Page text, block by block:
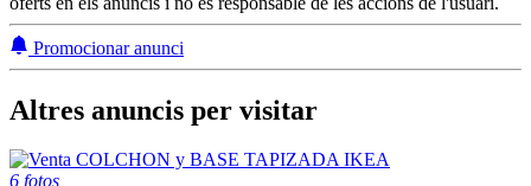
Promocionar anunci
Altres anuncis per visitar
6 fotos